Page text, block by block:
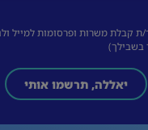
קבלת משרות ופרסומות למייל
בשבילך)
יאללה, תרשמו אותי